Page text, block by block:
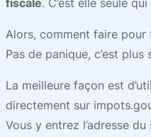
fiscale. C’est elle seule
Alors, comment faire pour
Pas de panique, c’est plus
La meilleure façon est
directement sur
Vous y entrez l’adresse